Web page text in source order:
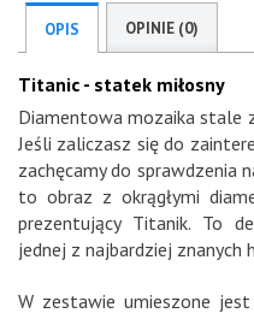
OPIS OPINIE (0)
Titanic - statek miłosny
Diamentowa mozaika stale
Jeśli zaliczasz się do
zachęcamy do sprawdzenia
to obraz z okrągłymi
prezentujący Titanik. To
jednej z najbardziej znanych
W zestawie umieszone